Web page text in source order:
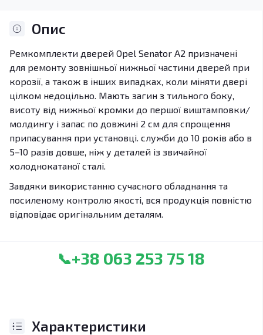
Опис
Ремкомплекти дверей Opel Senator A2 призначені
для ремонту зовнішньої нижньої частини дверей при
корозії, а також в інших випадках, коли міняти двері
цілком недоцільно. Мають загин з тильного боку,
висоту від нижньої кромки до першої виштамповки/
молдингу і запас по довжині 2 см для спрощення
припасування при установці. служби до 10 років або в
5–10 разів довше, ніж у деталей із звичайної
холоднокатаної сталі.
Завдяки використанню сучасного обладнання та
посиленому контролю якості, вся продукція повністю
відповідає оригінальним деталям.
📞+38 063 253 75 18
Характеристики